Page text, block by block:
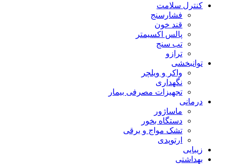
کنترل سلامت
فشارسنج
قند خون
پالس اکسیمتر
تب سنج
ترازو
توانبخشی
واکر و ویلچر
نگهداری
تجهیزات مصرفی بیمار
درمانی
ماساژور
دستگاه بخور
تشک مواج و برقی
ارتوپدی
زیبایی
بهداشتی